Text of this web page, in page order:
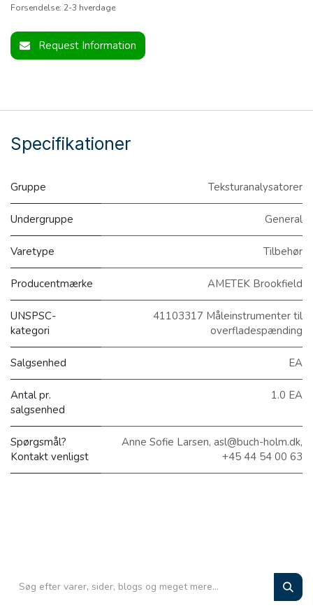
Forsendelse: 2-3 hverdage
Request Information
Specifikationer
Gruppe Teksturanalysatorer
Undergruppe General
Varetype Tilbehør
Producentmærke AMETEK Brookfield
UNSPSC-
kategori
41103317 Måleinstrumenter til
overfladespænding
Salgsenhed EA
Antal pr.
salgsenhed
1.0 EA
Spørgsmål?
Kontakt venligst
Anne Sofie Larsen, asl@buch-holm.dk,
+45 44 54 00 63